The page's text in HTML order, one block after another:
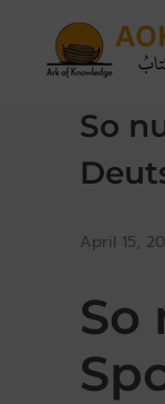
So
April 15,
So